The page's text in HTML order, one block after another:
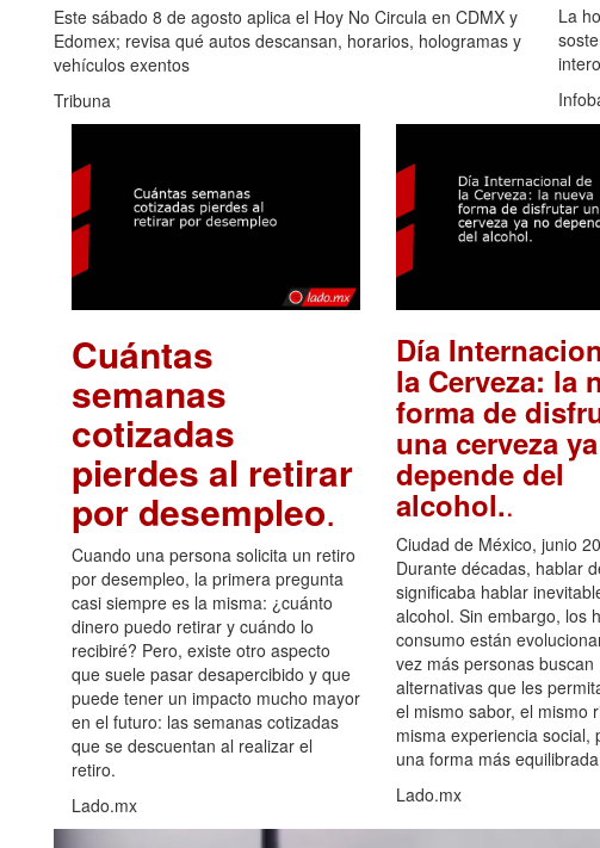
Este sábado 8 de agosto aplica el Hoy No Circula en CDMX y
Edomex; revisa qué autos descansan, horarios, hologramas y
vehículos exentos
Tribuna
La
Cuántas
semanas
cotizadas
pierdes al retirar
por desempleo.
Cuando una persona solicita un retiro
por desempleo, la primera pregunta
casi siempre es la misma: ¿cuánto
dinero puedo retirar y cuándo lo
recibiré? Pero, existe otro aspecto
que suele pasar desapercibido y que
puede tener un impacto mucho mayor
en el futuro: las semanas cotizadas
que se descuentan al realizar el
retiro.
Lado.mx
Día
la Cerveza: la
forma de
una cerveza
depende del
alcohol..
Ciudad de México, junio
Durante décadas, hablar
significaba hablar
alcohol. Sin embargo, los
consumo están
vez más personas buscan
alternativas que les
el mismo sabor, el mismo
misma experiencia social,
una forma más
Lado.mx